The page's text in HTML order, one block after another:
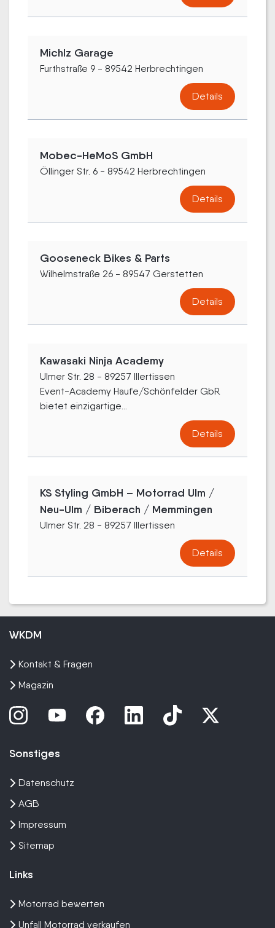
Michlz Garage
Furthstraße 9 - 89542 Herbrechtingen
Details
Mobec-HeMoS GmbH
Öllinger Str. 6 - 89542 Herbrechtingen
Details
Gooseneck Bikes & Parts
Wilhelmstraße 26 - 89547 Gerstetten
Details
Kawasaki Ninja Academy
Ulmer Str. 28 - 89257 Illertissen
Event-Academy Haufe/Schönfelder GbR
bietet einzigartige...
Details
KS Styling GmbH – Motorrad Ulm /
Neu-Ulm / Biberach / Memmingen
Ulmer Str. 28 - 89257 Illertissen
Details
WKDM
Kontakt & Fragen
Magazin
Sonstiges
Datenschutz
AGB
Impressum
Sitemap
Links
Motorrad bewerten
Unfall Motorrad verkaufen